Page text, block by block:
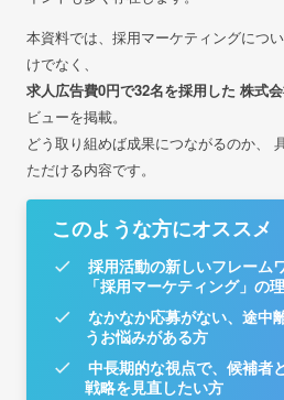
本資料では、採用マーケティングにつ
けでなく、
求人広告費0円で32名を採用した 株式
ビューを掲載。
どう取り組めば成果につながるのか、
ただける内容です。
このような方にオススメ
採用活動の新しいフレーム
「採用マーケティング」の
なかなか応募がない、途中
うお悩みがある方
中長期的な視点で、候補者
戦略を見直したい方